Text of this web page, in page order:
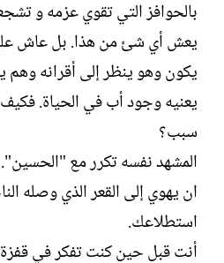
بالحوافز التي تقوي عزمه و
يعش أي شئ من هذا. بل عاش على
يكون وهو ينظر إلى أقرانه وهم
يعنيه وجود أب في الحياة.
سبب؟
المشهد نفسه تكرر مع
ان يهوي إلى القعر الذي وصله
استطلاعك.
أنت قبل حين كنت تفكر في